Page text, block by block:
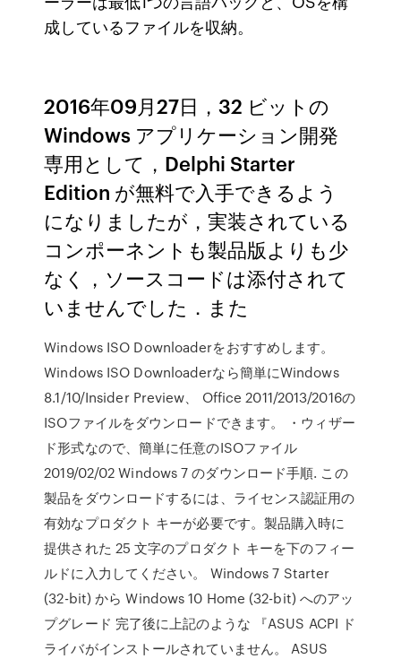
成しているファイルを収納。
2016年09月27日，32 ビットの
Windows アプリケーション開発
専用として，Delphi Starter
Edition が無料で入手できるよう
になりましたが，実装されている
コンポーネントも製品版よりも少
なく，ソースコードは添付されて
いませんでした．また
Windows ISO Downloaderをおすすめします。
Windows ISO Downloaderなら簡単にWindows
8.1/10/Insider Preview、 Office 2011/2013/2016の
ISOファイルをダウンロードできます。 ・ウィザー
ド形式なので、簡単に任意のISOファイル
2019/02/02 Windows 7 のダウンロード手順. この
製品をダウンロードするには、ライセンス認証用の
有効なプロダクト キーが必要です。製品購入時に
提供された 25 文字のプロダクト キーを下のフィー
ルドに入力してください。 Windows 7 Starter
(32-bit) から Windows 10 Home (32-bit) へのアッ
プグレード 完了後に上記のような 『ASUS ACPI ド
ライバがインストールされていません。 ASUS